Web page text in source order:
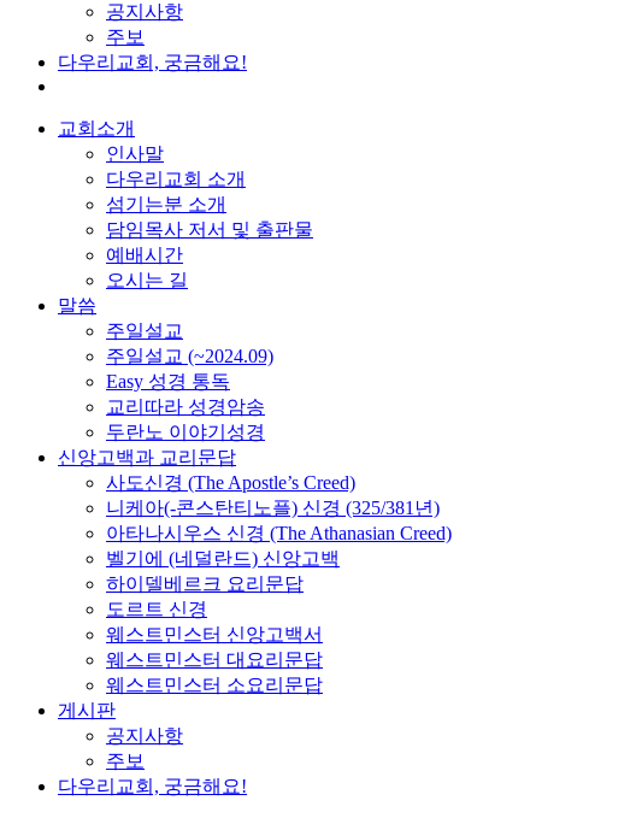
공지사항
주보
다우리교회, 궁금해요!
교회소개
인사말
다우리교회 소개
섬기는분 소개
담임목사 저서 및 출판물
예배시간
오시는 길
말씀
주일설교
주일설교 (~2024.09)
Easy 성경 통독
교리따라 성경암송
두란노 이야기성경
신앙고백과 교리문답
사도신경 (The Apostle’s Creed)
니케아(-콘스탄티노플) 신경 (325/381년)
아타나시우스 신경 (The Athanasian Creed)
벨기에 (네덜란드) 신앙고백
하이델베르크 요리문답
도르트 신경
웨스트민스터 신앙고백서
웨스트민스터 대요리문답
웨스트민스터 소요리문답
게시판
공지사항
주보
다우리교회, 궁금해요!